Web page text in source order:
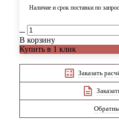
Наличие и срок поставки по
В корзину
Купить в 1 клик
Заказать